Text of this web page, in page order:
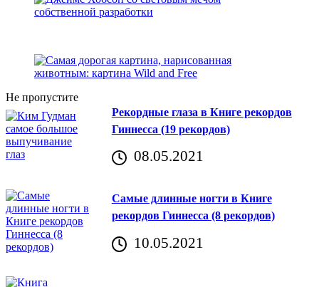
Не пропустите
Рекордные глаза в Книге рекордов
Гиннесса (19 рекордов)
08.05.2021
Самые длинные ногти в Книге
рекордов Гиннесса (8 рекордов)
10.05.2021